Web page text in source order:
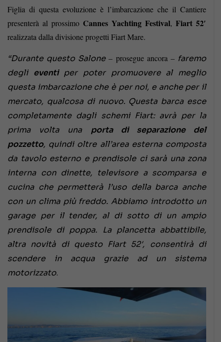
Figlia di questa evoluzione è l’imbarcazione che il Cantiere
presenterà al prossimo Cannes Yachting Festival, Fiart 52′
realizzata dalla divisione progetti Fiart Mare.
“Durante questo Salone– prosegue ancora – faremo
degli eventiper poter promuovere al meglio
questa imbarcazione che è per noi, e anche per il
mercato, qualcosa di nuovo. Questa barca esce
completamente dagli schemi Fiart: avrà per la
prima volta una porta di separazione del
pozzetto, quindi oltre all’area esterna composta
da tavolo esterno e prendisole ci sarà una zona
interna con dinette, televisore a scomparsa e
cucina che permetterà l’uso della barca anche
con un clima più freddo. Abbiamo introdotto un
garage per il tender, al di sotto di un ampio
prendisole di poppa. La plancetta abbattibile,
altra novità di questo Fiart 52′, consentirà di
scendere in acqua grazie ad un sistema
motorizzato.